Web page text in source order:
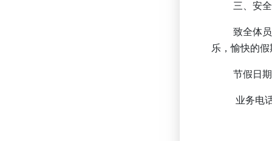
三 、安
致全体
乐，愉快的
节假日
业务电